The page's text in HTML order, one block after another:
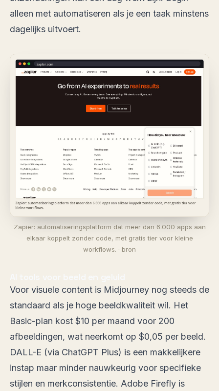
alleen met automatiseren als je een taak minstens
dagelijks uitvoert.
Zapier: automatiseringsplatform dat meer dan 6.000 apps aan
elkaar koppelt zonder code, met gratis tier voor kleine
workflows. · bron
Voor visuele content is Midjourney nog steeds de
standaard als je hoge beeldkwaliteit wil. Het
Basic-plan kost $10 per maand voor 200
afbeeldingen, wat neerkomt op $0,05 per beeld.
DALL-E (via ChatGPT Plus) is een makkelijkere
instap maar minder nauwkeurig voor specifieke
stijlen en merkconsistentie. Adobe Firefly is